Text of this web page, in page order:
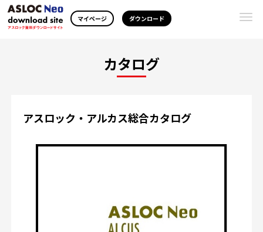
マイページ ダウンロード
カタログ
アスロック・アルカス総合カタログ